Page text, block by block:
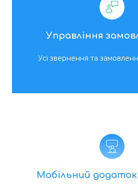
Управління
Усі звернення та
Мобільний додаток